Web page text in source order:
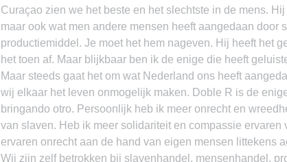
Curaçao zien we het beste en het slechtste in de mens.
maar ook wat men andere mensen heeft aangedaan
productiemiddel. Je moet het hem nageven. Hij heeft het
het toen af. Maar blijkbaar ben ik de enige die heeft
Maar steeds gaat het om wat Nederland ons heeft
wij elkaar het leven onmogelijk maken. Doble R is de
bringando otro. Persoonlijk heb ik meer onrecht en
van slaven. Heb ik meer solidariteit en compassie
ervaren onrecht aan de hand van eigen mensen littekens
Wij zijn zelf betrokken bij slavenhandel, mensenhandel,